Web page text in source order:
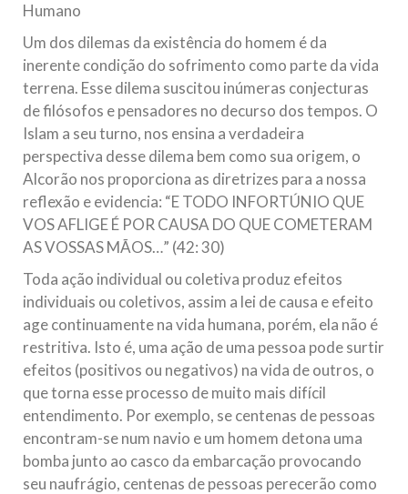
Humano
Um dos dilemas da existência do homem é da
inerente condição do sofrimento como parte da vida
terrena. Esse dilema suscitou inúmeras conjecturas
de filósofos e pensadores no decurso dos tempos. O
Islam a seu turno, nos ensina a verdadeira
perspectiva desse dilema bem como sua origem, o
Alcorão nos proporciona as diretrizes para a nossa
reflexão e evidencia: “E TODO INFORTÚNIO QUE
VOS AFLIGE É POR CAUSA DO QUE COMETERAM
AS VOSSAS MÃOS…” (42: 30)
Toda ação individual ou coletiva produz efeitos
individuais ou coletivos, assim a lei de causa e efeito
age continuamente na vida humana, porém, ela não é
restritiva. Isto é, uma ação de uma pessoa pode surtir
efeitos (positivos ou negativos) na vida de outros, o
que torna esse processo de muito mais difícil
entendimento. Por exemplo, se centenas de pessoas
encontram-se num navio e um homem detona uma
bomba junto ao casco da embarcação provocando
seu naufrágio, centenas de pessoas perecerão como